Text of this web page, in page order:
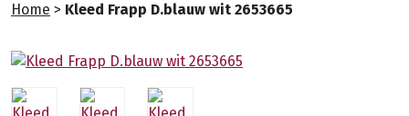
Home > Kleed Frapp D.blauw wit 2653665